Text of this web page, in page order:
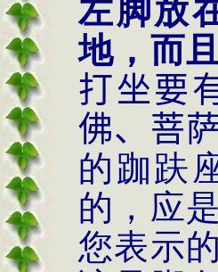
左脚放
地，而
打坐要
佛、菩
的跏趺
的，应
您表示